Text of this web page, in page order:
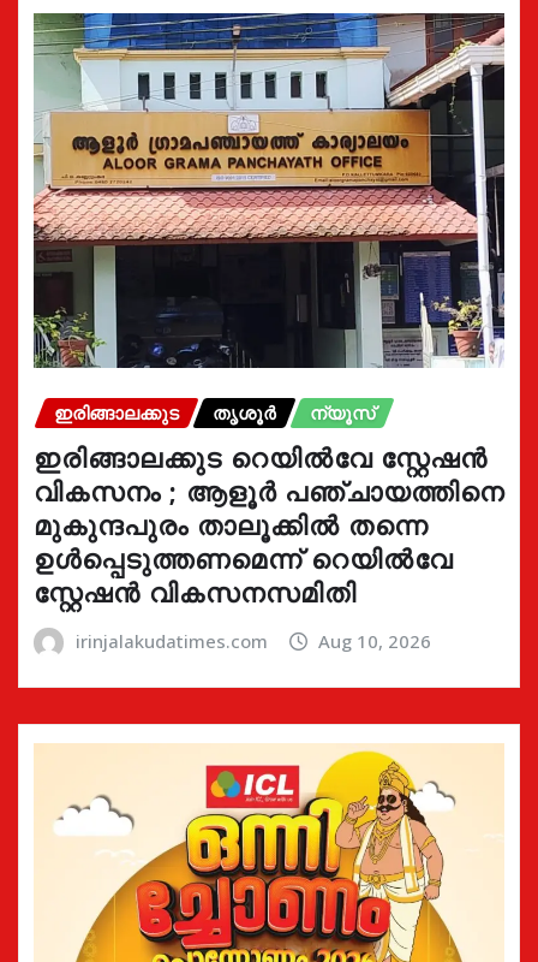
ഇരിങ്ങാലക്കുട തൃശൂർ ന്യൂസ്
ഇരിങ്ങാലക്കുട റെയിൽവേ സ്റ്റേഷൻ
വികസനം ; ആളൂർ പഞ്ചായത്തിനെ
മുകുന്ദപുരം താലൂക്കിൽ തന്നെ
ഉൾപ്പെടുത്തണമെന്ന് റെയിൽവേ
സ്റ്റേഷൻ വികസനസമിതി
irinjalakudatimes.com Aug 10, 2026